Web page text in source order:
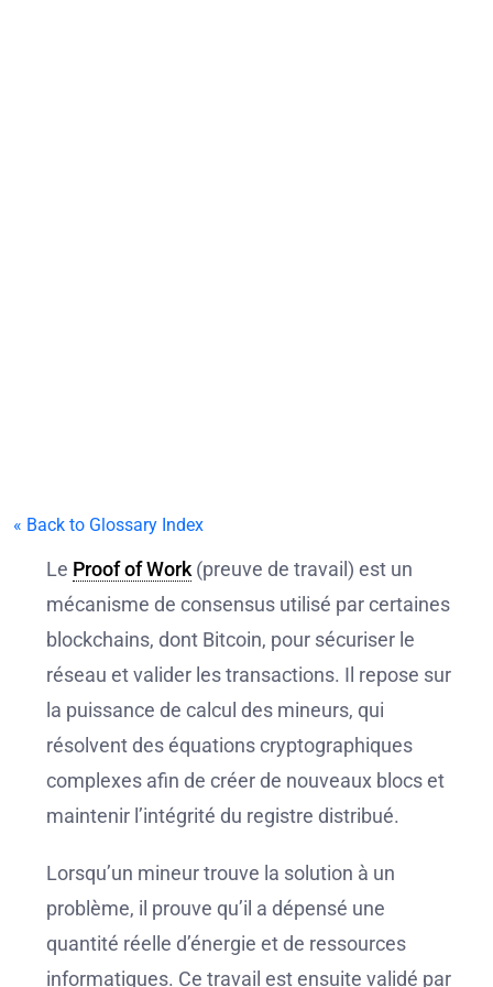
« Back to Glossary Index
Le Proof of Work (preuve de travail) est un
mécanisme de consensus utilisé par certaines
blockchains, dont Bitcoin, pour sécuriser le
réseau et valider les transactions. Il repose sur
la puissance de calcul des mineurs, qui
résolvent des équations cryptographiques
complexes afin de créer de nouveaux blocs et
maintenir l’intégrité du registre distribué.
Lorsqu’un mineur trouve la solution à un
problème, il prouve qu’il a dépensé une
quantité réelle d’énergie et de ressources
informatiques. Ce travail est ensuite validé par